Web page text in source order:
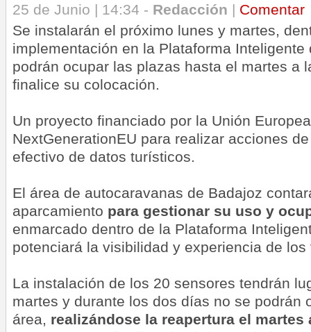
25 de Junio | 14:34 - Redacción | Comentar
Se instalarán el próximo lunes y martes,
implementación en la Plataforma Inteligente
podrán ocupar las plazas hasta el martes a
finalice su colocación.
Un proyecto financiado por la Unión
NextGenerationEU para realizar acciones
efectivo de datos turísticos.
El área de autocaravanas de Badajoz
aparcamiento para gestionar su uso y
enmarcado dentro de la Plataforma
potenciará la visibilidad y experiencia de
La instalación de los 20 sensores tendrán
martes y durante los dos días no se podrán
área, realizándose la reapertura el martes